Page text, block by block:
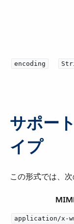
encoding
サポー
イプ
この形式では、
application/x-